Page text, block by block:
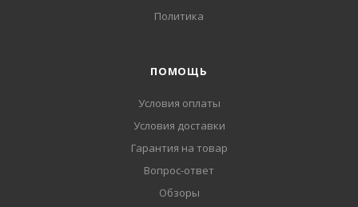
Политика
ПОМОЩЬ
Условия оплаты
Условия доставки
Гарантия на товар
Вопрос-ответ
Обзоры